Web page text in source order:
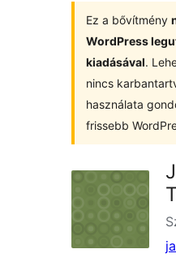
Ez a bővítmény
WordPress
kiadásával.
nincs
használata
frissebb